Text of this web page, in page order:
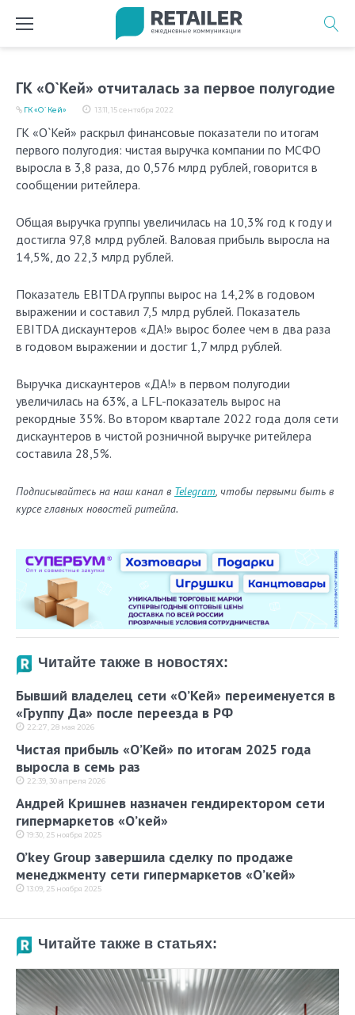
ГК «О`Кей» отчиталась за первое полугодие
13:11, 15 сентября 2022
ГК «О`Кей»
ГК «О`Кей» раскрыл финансовые показатели по итогам
первого полугодия: чистая выручка компании по МСФО
выросла в 3,8 раза, до 0,576 млрд рублей, говорится в
сообщении ритейлера.
Общая выручка группы увеличилась на 10,3% год к году и
достигла 97,8 млрд рублей. Валовая прибыль выросла на
14,5%, до 22,3 млрд рублей.
Показатель EBITDA группы вырос на 14,2% в годовом
выражении и составил 7,5 млрд рублей. Показатель
EBITDA дискаунтеров «ДА!» вырос более чем в два раза
в годовом выражении и достиг 1,7 млрд рублей.
Выручка дискаунтеров «ДА!» в первом полугодии
увеличилась на 63%, а LFL-показатель вырос на
рекордные 35%. Во втором квартале 2022 года доля сети
дискаунтеров в чистой розничной выручке ритейлера
составила 28,5%.
Подписывайтесь на наш канал в Telegram, чтобы первыми быть в
курсе главных новостей ритейла.
Читайте также в новостях:
Бывший владелец сети «О’Кей» переименуется в
«Группу Да» после переезда в РФ
22:27, 28 мая 2026
Чистая прибыль «О’Кей» по итогам 2025 года
выросла в семь раз
22:39, 30 апреля 2026
Андрей Кришнев назначен гендиректором сети
гипермаркетов «О’кей»
19:30, 25 ноября 2025
O’key Group завершила сделку по продаже
менеджменту сети гипермаркетов «О’кей»
13:09, 25 ноября 2025
Читайте также в статьях: